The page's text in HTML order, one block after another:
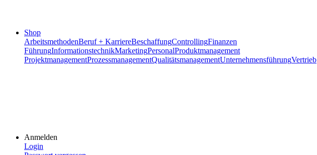
Shop
ArbeitsmethodenBeruf + KarriereBeschaffungControllingFinanzen
FührungInformationstechnikMarketingPersonalProduktmanagement
ProjektmanagementProzessmanagementQualitätsmanagementUnternehmensführungVertrieb
Anmelden
Login